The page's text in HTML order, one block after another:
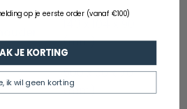
(mm)
500 x 30 x 70
(mm)
op je eerste order (vanaf €100)
JE KORTING
ik wil geen korting